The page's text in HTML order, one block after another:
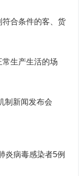
合条件的客、货
生产生活的场
制新闻发布会
炎病毒感染者5例